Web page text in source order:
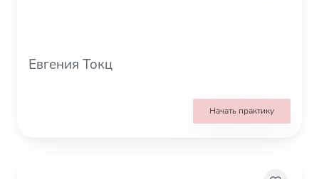
Евгения Токц
Начать практику